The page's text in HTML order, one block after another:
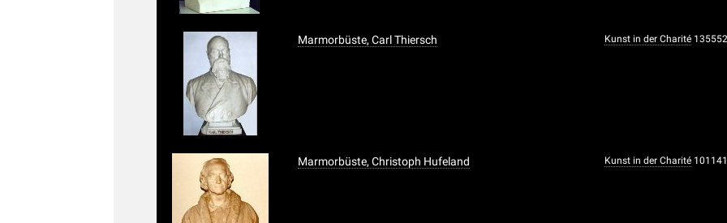
Marmorbüste, Carl Thiersch Kunst in der Charité
Marmorbüste, Christoph Hufeland Kunst in der Charité